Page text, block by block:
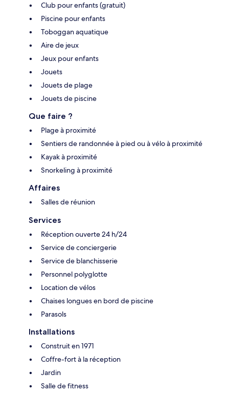
Club pour enfants (gratuit)
Piscine pour enfants
Toboggan aquatique
Aire de jeux
Jeux pour enfants
Jouets
Jouets de plage
Jouets de piscine
Que faire ?
Plage à proximité
Sentiers de randonnée à pied ou à vélo à proximité
Kayak à proximité
Snorkeling à proximité
Affaires
Salles de réunion
Services
Réception ouverte 24 h/24
Service de conciergerie
Service de blanchisserie
Personnel polyglotte
Location de vélos
Chaises longues en bord de piscine
Parasols
Installations
Construit en 1971
Coffre-fort à la réception
Jardin
Salle de fitness